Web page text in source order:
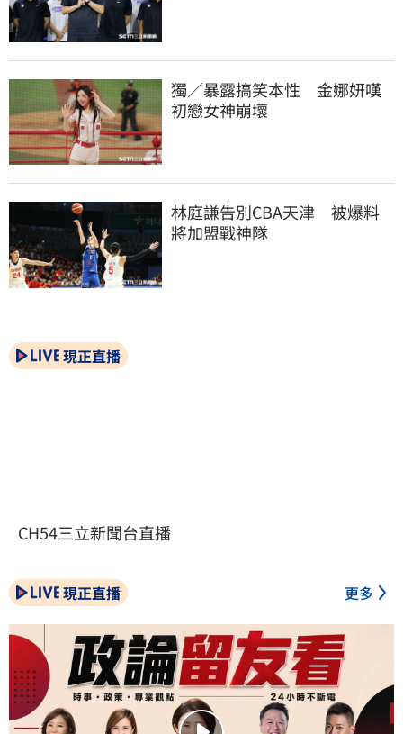
獨／暴露搞笑本性　金娜妍嘆
初戀女神崩壞
林庭謙告別CBA天津　被爆料
將加盟戰神隊
現正直播
CH54三立新聞台直播
現正直播 更多